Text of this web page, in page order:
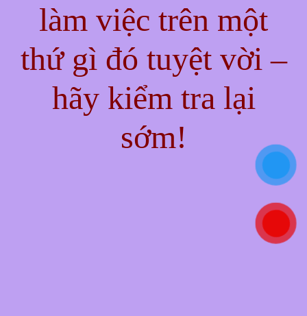
làm việc trên một
thứ gì đó tuyệt vời –
hãy kiểm tra lại
sớm!